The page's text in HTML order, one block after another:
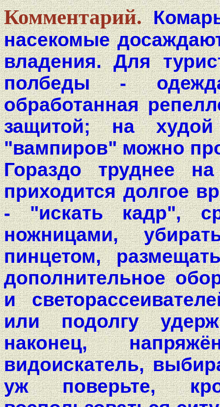
Комментарий.
насекомые
владения. Для
полбеды -
обработанная
защитой; на
"вампиров" можно
Гораздо труднее
приходится долгое
- "искать кадр",
ножницами,
пинцетом,
дополнительное
и
или подолгу
наконец,
видоискатель,
уж поверьте,